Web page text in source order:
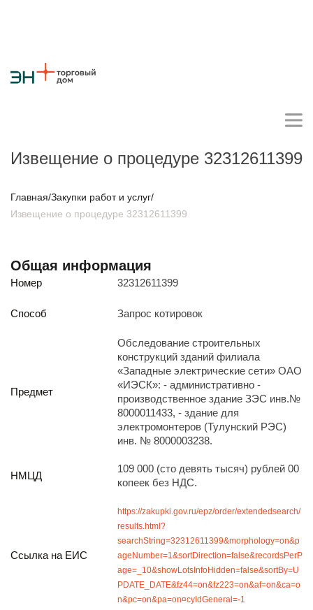
Стратегия
Карьера
Противодействие коррупции
Закупки товаров
Реализация непрофильных активов
ул. Рабочая, 22
Перерыв на обед с 12 до 13 часов
ПОДПИШИТЕСЬ НА НАШУ РАССЫЛКУ
Извещение о процедуре 32312611399
Главная/Закупки работ и услуг/
Извещение о процедуре 32312611399
Общая информация
Номер 32312611399
Способ Запрос котировок
Предмет
Обследование строительных
конструкций зданий филиала
«Западные электрические сети» ОАО
«ИЭСК»: - административно -
производственное здание ЗЭС инв.№
8000011433, - здание для
электромонтеров (Тулунский РЭС)
инв. № 8000003238.
НМЦД
109 000 (сто девять тысяч) рублей 00
копеек без НДС.
Ссылка на ЕИС
https://zakupki.gov.ru/epz/order/extendedsearch/
results.html?
searchString=32312611399&morphology=on&p
ageNumber=1&sortDirection=false&recordsPerP
age=_10&showLotsInfoHidden=false&sortBy=U
PDATE_DATE&fz44=on&fz223=on&af=on&ca=o
n&pc=on&pa=on¤cyIdGeneral=-1